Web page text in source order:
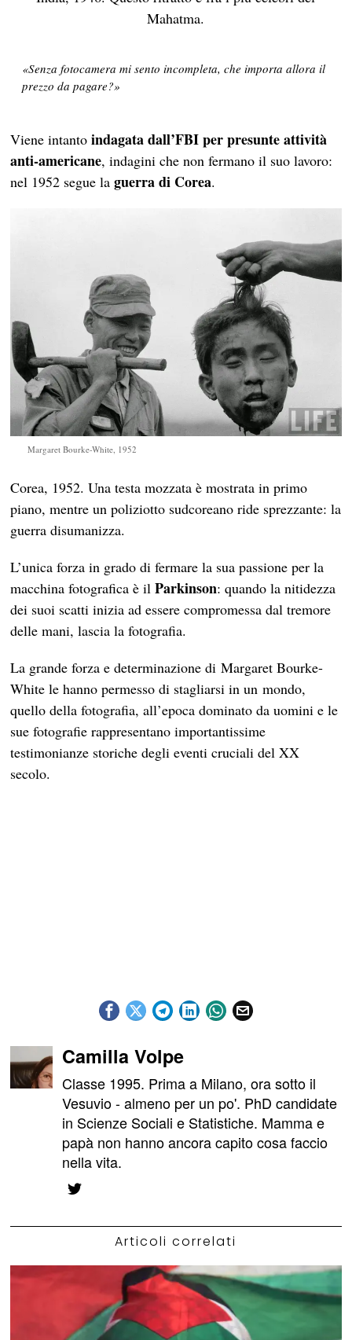
Mahatma.
«Senza fotocamera mi sento incompleta, che importa allora il
prezzo da pagare?»
Viene intantoindagata dall’FBI per presunte attività
anti-americane, indagini che non fermano il suo lavoro:
nel 1952 segue laguerra di Corea.
Margaret Bourke-White, 1952
Corea, 1952. Una testa mozzata è mostrata in primo
piano, mentre un poliziotto sudcoreano ride sprezzante: la
guerra disumanizza.
L’unica forza in grado di fermare la sua passione per la
macchina fotografica è ilParkinson: quando la nitidezza
dei suoi scatti inizia ad essere compromessa dal tremore
delle mani, lascia la fotografia.
La grande forza e determinazione di Margaret Bourke-
White le hanno permesso di stagliarsi in un mondo,
quello della fotografia, all’epoca dominato da uomini e le
sue fotografie rappresentano importantissime
testimonianze storiche degli eventi cruciali del XX
secolo.
Camilla Volpe
Classe 1995. Prima a Milano, ora sotto il
Vesuvio - almeno per un po'. PhD candidate
in Scienze Sociali e Statistiche. Mamma e
papà non hanno ancora capito cosa faccio
nella vita.
Articoli correlati